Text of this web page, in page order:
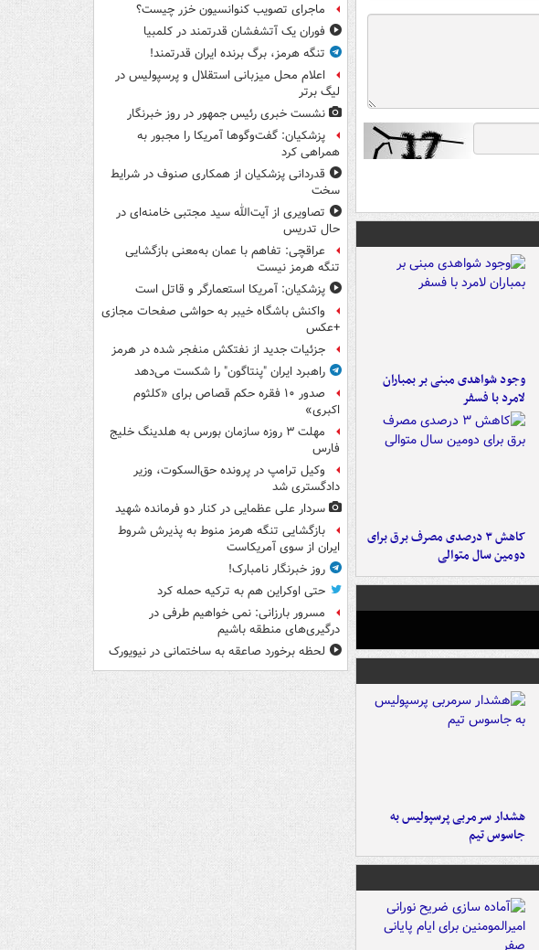
وجود شواهدی مبنی بر بمباران
لامرد با فسفر
کاهش ۳ درصدی مصرف برق برای
دومین سال متوالی
هشدار سرمربی پرسپولیس به
جاسوس تیم
ماجرای تصویب کنوانسیون خزر چیست؟
فوران یک آتشفشان قدرتمند در کلمبیا
تنگه هرمز، برگ برنده ایران قدرتمند!
اعلام محل میزبانی استقلال و پرسپولیس در
لیگ برتر
نشست خبری رئیس جمهور در روز خبرنگار
پزشکیان: گفت‌وگوها آمریکا را مجبور به
همراهی کرد
قدردانی پزشکیان از همکاری صنوف در شرایط
سخت
تصاویری از آیت‌الله سید مجتبی خامنه‌ای در
حال تدریس
عراقچی: تفاهم با عمان به‌معنی بازگشایی
تنگه هرمز نیست
پزشکیان: آمریکا استعمارگر و قاتل است
واکنش باشگاه خیبر به حواشی صفحات مجازی
+عکس
جزئیات جدید از نفتکش منفجر شده در هرمز
راهبرد ایران "پنتاگون" را شکست می‌دهد
صدور ۱۰ فقره حکم قصاص برای «کلثوم
اکبری»
مهلت ۳ روزه سازمان بورس به هلدینگ خلیج
فارس
وکیل ترامپ در پرونده حق‌السکوت، وزیر
دادگستری شد
سردار علی عظمایی در کنار دو فرمانده شهید
بازگشایی تنگه هرمز منوط به پذیرش شروط
ایران از سوی آمریکاست
روز خبرنگار نامبارک!
حتی اوکراین هم به ترکیه حمله کرد
مسرور بارزانی: نمی خواهیم طرفی در
درگیری‌های منطقه باشیم
لحظه برخورد صاعقه به ساختمانی در نیویورک